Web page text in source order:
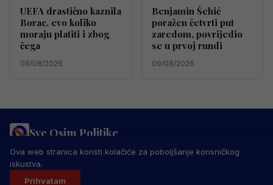
UEFA drastično kaznila
Borac, evo koliko
moraju platiti i zbog
čega
09/08/2026
Benjamin Šehić
poražen četvrti put
zaredom, povrijedio
se u prvoj rundi
09/08/2026
Sve Osim Politike
PRAVILA PRIVATNOSTI MARKETING
USLOVI KORIŠTENJA
IMPRESSUM
© 2026 Sve Osim Politike. Sva prava zadržana.
Ova web stranica koristi kolačiće za poboljšanje korisničkog
iskustva.
Prihvatam